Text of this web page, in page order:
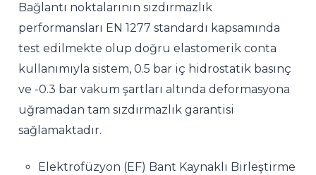
Bağlantı noktalarının sızdırmazlık
performansları EN 1277 standardı kapsamında
test edilmekte olup doğru elastomerik conta
kullanımıyla sistem, 0.5 bar iç hidrostatik basınç
ve -0.3 bar vakum şartları altında deformasyona
uğramadan tam sızdırmazlık garantisi
sağlamaktadır.
Elektrofüzyon (EF) Bant Kaynaklı Birleştirme